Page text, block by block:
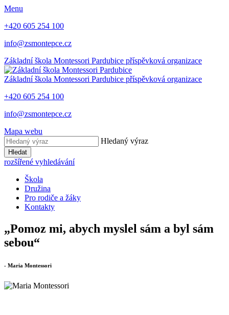
Menu
+420 605 254 100
info@zsmontepce.cz
Základní škola Montessori Pardubice příspěvková organizace
Základní škola Montessori Pardubice příspěvková organizace
+420 605 254 100
info@zsmontepce.cz
Mapa webu
Hledaný výraz
Hledat
rozšířené vyhledávání
Škola
Družina
Pro rodiče a žáky
Kontakty
„Pomoz mi, abych myslel sám a byl sám
sebou“
- Maria Montessori